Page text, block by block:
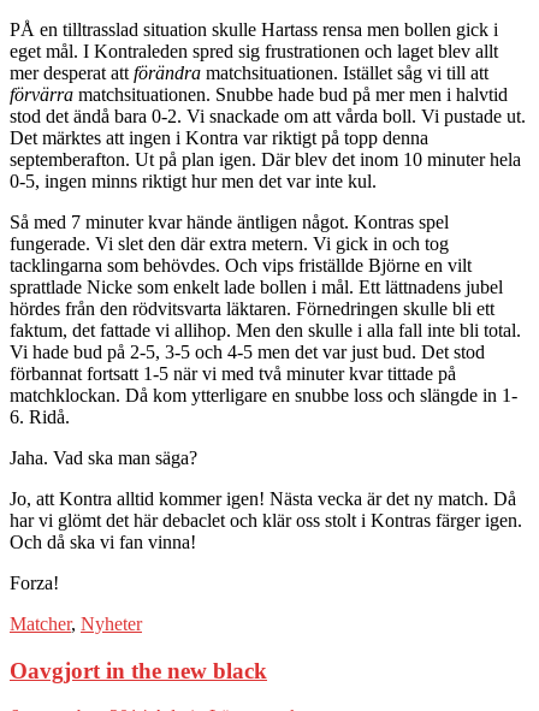
PÅ en tilltrasslad situation skulle Hartass rensa men bollen gick i
eget mål. I Kontraleden spred sig frustrationen och laget blev allt
mer desperat att förändra matchsituationen. Istället såg vi till att
förvärra matchsituationen. Snubbe hade bud på mer men i halvtid
stod det ändå bara 0-2. Vi snackade om att vårda boll. Vi pustade ut.
Det märktes att ingen i Kontra var riktigt på topp denna
septemberafton. Ut på plan igen. Där blev det inom 10 minuter hela
0-5, ingen minns riktigt hur men det var inte kul.
Så med 7 minuter kvar hände äntligen något. Kontras spel
fungerade. Vi slet den där extra metern. Vi gick in och tog
tacklingarna som behövdes. Och vips friställde Björne en vilt
sprattlade Nicke som enkelt lade bollen i mål. Ett lättnadens jubel
hördes från den rödvitsvarta läktaren. Förnedringen skulle bli ett
faktum, det fattade vi allihop. Men den skulle i alla fall inte bli total.
Vi hade bud på 2-5, 3-5 och 4-5 men det var just bud. Det stod
förbannat fortsatt 1-5 när vi med två minuter kvar tittade på
matchklockan. Då kom ytterligare en snubbe loss och slängde in 1-
6. Ridå.
Jaha. Vad ska man säga?
Jo, att Kontra alltid kommer igen! Nästa vecka är det ny match. Då
har vi glömt det här debaclet och klär oss stolt i Kontras färger igen.
Och då ska vi fan vinna!
Forza!
Matcher, Nyheter
Oavgjort in the new black